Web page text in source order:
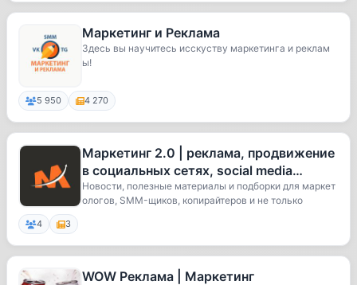
Маркетинг и Реклама
Здесь вы научитесь исскуству маркетинга и реклам
ы!
5 950 4 270
Маркетинг 2.0 | реклама, продвижение
в социальных сетях, social media
marketing, смм, smm
Новости, полезные материалы и подборки для маркет
ологов, SMM-щиков, копирайтеров и не только
4 3
WOW Реклама | Маркетинг